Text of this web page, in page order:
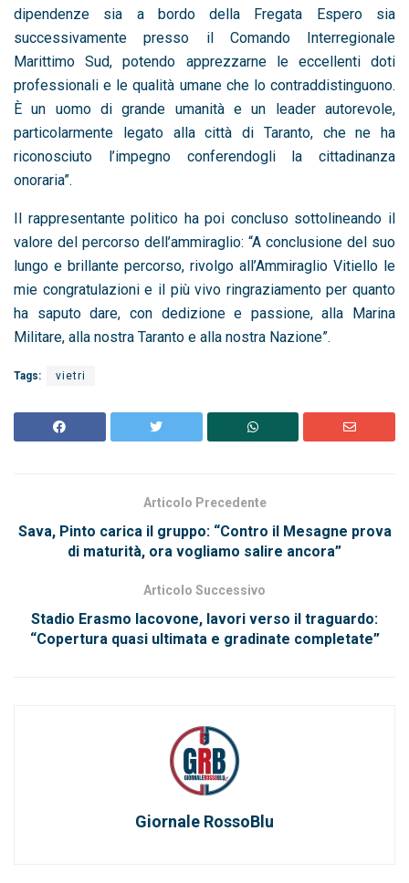
dipendenze sia a bordo della Fregata Espero sia
successivamente presso il Comando Interregionale
Marittimo Sud, potendo apprezzarne le eccellenti doti
professionali e le qualità umane che lo contraddistinguono.
È un uomo di grande umanità e un leader autorevole,
particolarmente legato alla città di Taranto, che ne ha
riconosciuto l’impegno conferendogli la cittadinanza
onoraria”.
Il rappresentante politico ha poi concluso sottolineando il
valore del percorso dell’ammiraglio: “A conclusione del suo
lungo e brillante percorso, rivolgo all’Ammiraglio Vitiello le
mie congratulazioni e il più vivo ringraziamento per quanto
ha saputo dare, con dedizione e passione, alla Marina
Militare, alla nostra Taranto e alla nostra Nazione”.
Tags: vietri
Articolo Precedente
Sava, Pinto carica il gruppo: “Contro il Mesagne prova
di maturità, ora vogliamo salire ancora”
Articolo Successivo
Stadio Erasmo Iacovone, lavori verso il traguardo:
“Copertura quasi ultimata e gradinate completate”
Giornale RossoBlu